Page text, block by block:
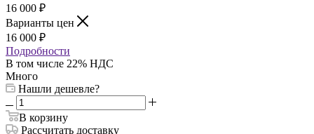
16 000 ₽
Варианты цен
16 000 ₽
Подробности
В том числе 22% НДС
Много
Нашли дешевле?
В корзину
Рассчитать доставку